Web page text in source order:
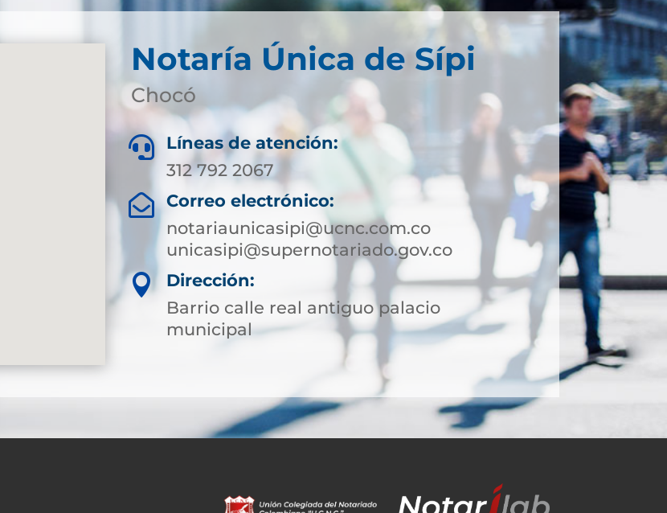
Notaría Única de Sípi
Chocó

Líneas de atención:
312 792 2067
 Correo electrónico:
notariaunicasipi@ucnc.com.co
unicasipi@supernotariado.gov.co

Dirección:
Barrio calle real antiguo palacio
municipal